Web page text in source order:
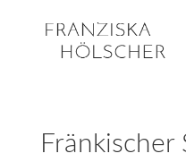
Fränkischer